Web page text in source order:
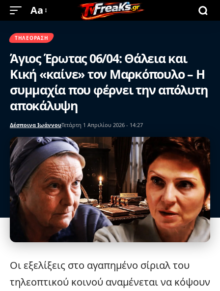
Aa
ΤΗΛΕΌΡΑΣΗ
Άγιος Έρωτας 06/04: Θάλεια και
Κική «καίνε» τον Μαρκόπουλο – Η
συμμαχία που φέρνει την απόλυτη
αποκάλυψη
Δέσποινα ΙωάννουΤετάρτη 1 Απριλίου 2026 - 14:27
Οι εξελίξεις στο αγαπημένο σίριαλ του
τηλεοπτικού κοινού αναμένεται να κόψουν